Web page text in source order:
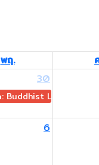
พฤ.
30
Buddhist Lent Day
6